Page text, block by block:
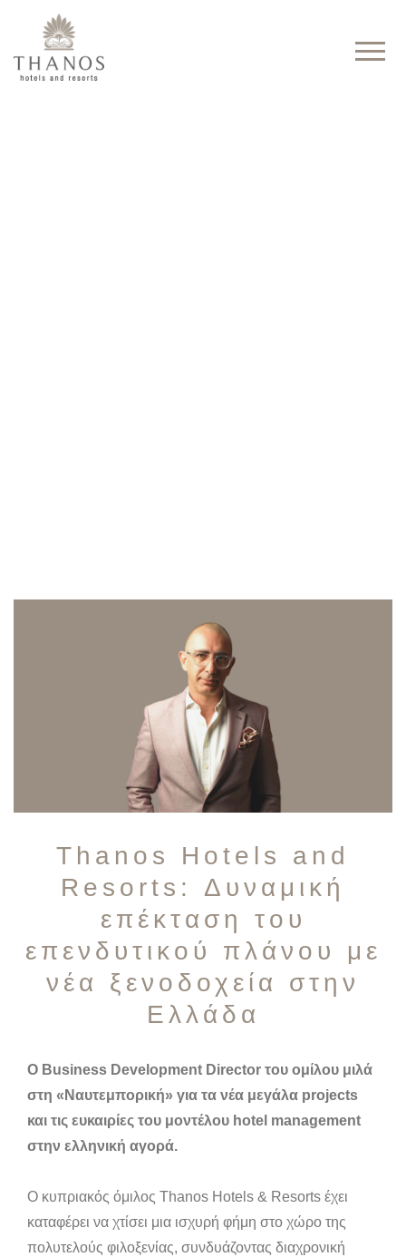
Thanos Hotels and
Resorts: Δυναμική
επέκταση του
επενδυτικού πλάνου με
νέα ξενοδοχεία στην
Ελλάδα
Ο Business Development Director του ομίλου μιλά
στη «Ναυτεμπορική» για τα νέα μεγάλα projects
και τις ευκαιρίες του μοντέλου hotel management
στην ελληνική αγορά.
Ο κυπριακός όμιλος Thanos Hotels & Resorts έχει
καταφέρει να χτίσει μια ισχυρή φήμη στο χώρο της
πολυτελούς φιλοξενίας, συνδυάζοντας διαχρονική